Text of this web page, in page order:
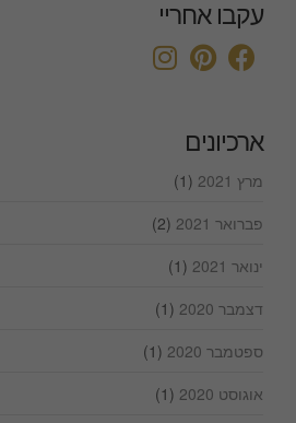
עקבו אחריי
ארכיונים
מרץ 2021
(1)
פברואר 2021
(2)
ינואר 2021
(1)
דצמבר 2020
(1)
ספטמבר 2020
(1)
אוגוסט 2020
(1)